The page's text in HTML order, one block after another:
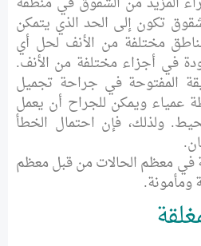
تكون إلى الحد الذي يتمكن
مختلفة من الأنف لحل أي
في أجزاء مختلفة من الأنف.
المفتوحة في جراحة تجميل
ويمكن للجراح أن يعمل
ولذلك، فإن احتمال الخطأ
معظم الحالات من قبل معظم